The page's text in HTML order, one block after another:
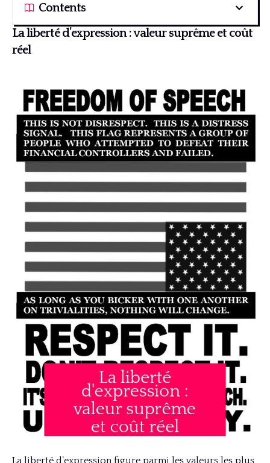
Contents
La liberté d’expression : valeur suprême et coût
réel
La liberté d’expression figure parmi les valeurs les plus